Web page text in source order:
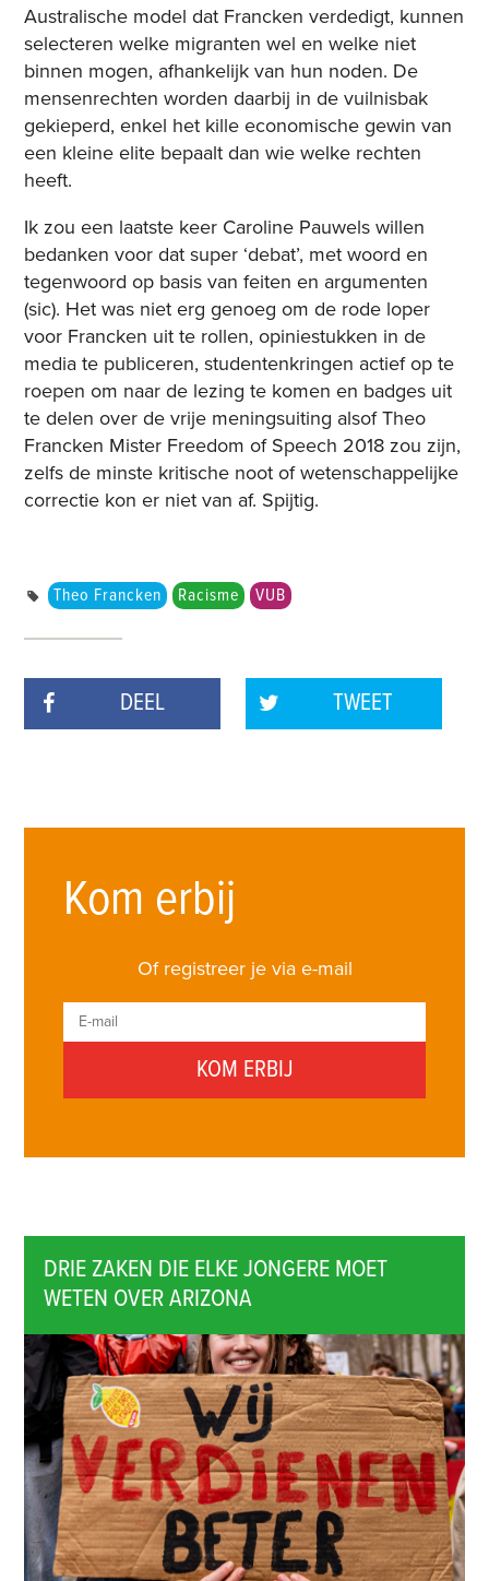
Australische model dat Francken verdedigt, kunnen
selecteren welke migranten wel en welke niet
binnen mogen, afhankelijk van hun noden. De
mensenrechten worden daarbij in de vuilnisbak
gekieperd, enkel het kille economische gewin van
een kleine elite bepaalt dan wie welke rechten
heeft.
Ik zou een laatste keer Caroline Pauwels willen
bedanken voor dat super ‘debat’, met woord en
tegenwoord op basis van feiten en argumenten
(sic). Het was niet erg genoeg om de rode loper
voor Francken uit te rollen, opiniestukken in de
media te publiceren, studentenkringen actief op te
roepen om naar de lezing te komen en badges uit
te delen over de vrije meningsuiting alsof Theo
Francken Mister Freedom of Speech 2018 zou zijn,
zelfs de minste kritische noot of wetenschappelijke
correctie kon er niet van af. Spijtig.
Theo Francken Racisme VUB
DEEL TWEET
Kom erbij
Of registreer je via e-mail
DRIE ZAKEN DIE ELKE JONGERE MOET
WETEN OVER ARIZONA